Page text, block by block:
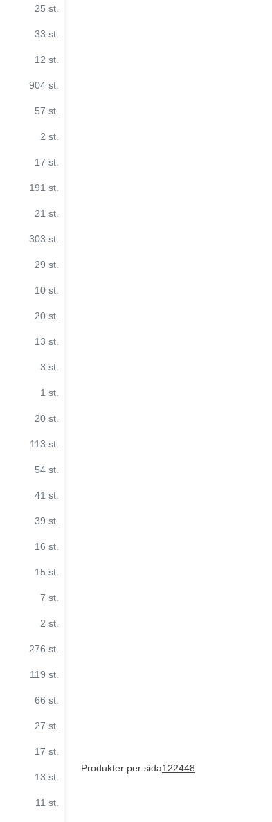
25 st.
33 st.
12 st.
904 st.
57 st.
2 st.
17 st.
191 st.
21 st.
303 st.
29 st.
10 st.
20 st.
13 st.
3 st.
1 st.
20 st.
113 st.
54 st.
41 st.
39 st.
16 st.
15 st.
7 st.
2 st.
276 st.
119 st.
66 st.
27 st.
17 st.
13 st.
11 st.
Produkter per sida122448